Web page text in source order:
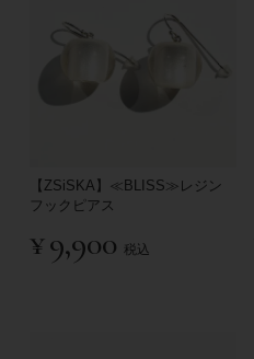
【ZSiSKA】≪BLISS≫レジン
フックピアス
¥9,900 税込